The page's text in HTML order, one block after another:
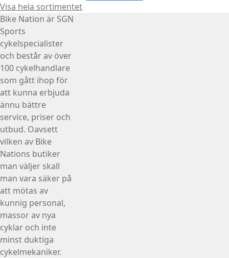
Visa hela sortimentet
Bike Nation är SGN
Sports
cykelspecialister
och består av över
100 cykelhandlare
som gått ihop för
att kunna erbjuda
ännu bättre
service, priser och
utbud. Oavsett
vilken av Bike
Nations butiker
man väljer skall
man vara säker på
att mötas av
kunnig personal,
massor av nya
cyklar och inte
minst duktiga
cykelmekaniker.